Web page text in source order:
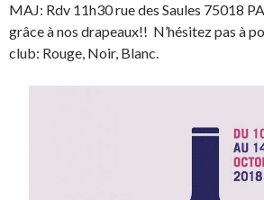
MAJ: Rdv 11h30 rue des Saules 75018
grâce à nos drapeaux!! N’hésitez pas à
club: Rouge, Noir, Blanc.